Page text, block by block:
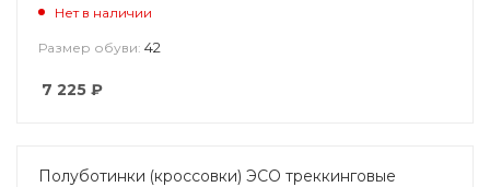
Нет в наличии
Размер обуви: 42
7 225 ₽
Полуботинки (кроссовки) ЭСО треккинговые